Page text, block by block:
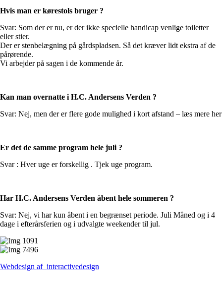
Hvis man er kørestols bruger ?
Svar: Som der er nu, er der ikke specielle handicap venlige toiletter
eller stier.
Der er stenbelægning på gårdspladsen. Så det kræver lidt ekstra af de
pårørende.
Vi arbejder på sagen i de kommende år.
Kan man overnatte i H.C. Andersens Verden ?
Svar: Nej, men der er flere gode mulighed i kort afstand – læs mere her
Er det de samme program hele juli ?
Svar : Hver uge er forskellig . Tjek uge program.
Har H.C. Andersens Verden åbent hele sommeren ?
Svar: Nej, vi har kun åbent i en begrænset periode. Juli Måned og i 4
dage i efterårsferien og i udvalgte weekender til jul.
Webdesign af interactivedesign